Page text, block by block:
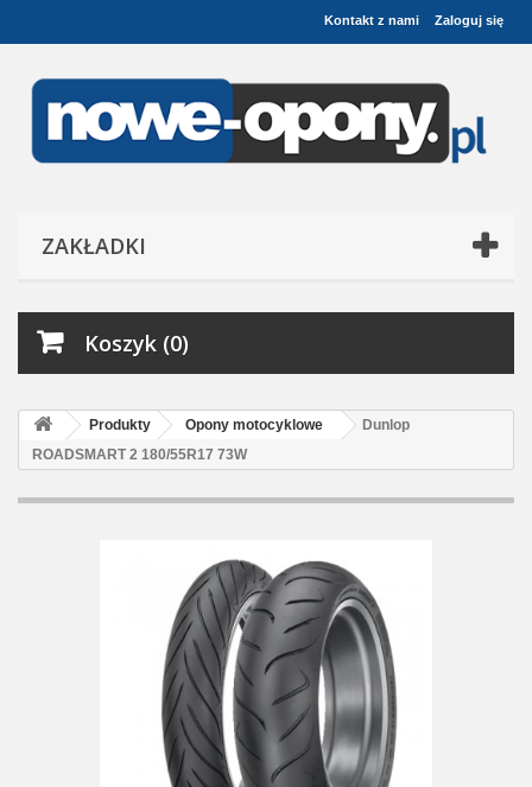
Zaloguj się
Kontakt z nami
ZAKŁADKI
Koszyk (0)
Produkty Opony motocyklowe
Dunlop
ROADSMART 2 180/55R17 73W